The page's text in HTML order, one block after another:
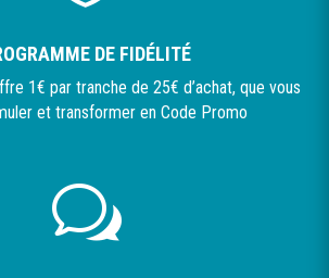
DE FIDÉLITÉ
1€ par tranche de 25€ d’achat, que vous
et transformer en Code Promo
w